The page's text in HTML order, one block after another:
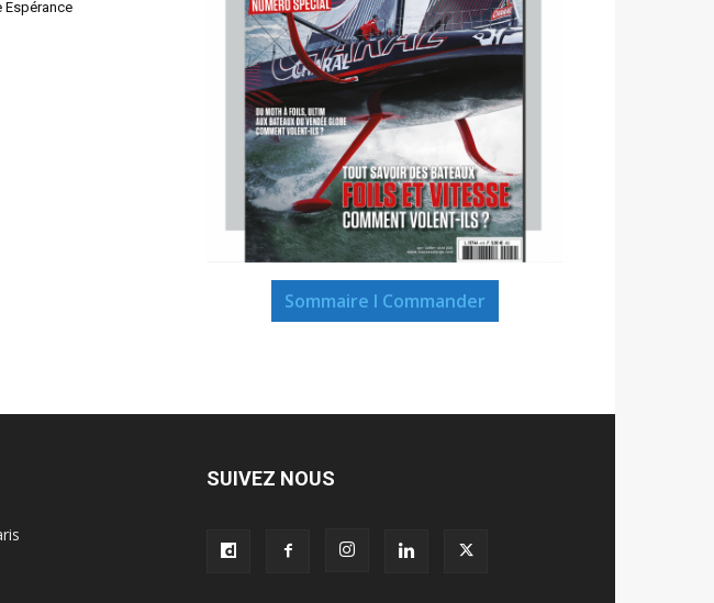
Espérance
Sommaire I Commander
SUIVEZ NOUS